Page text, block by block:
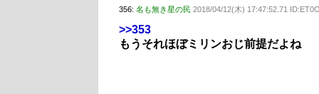
356: 名も無き星の民 2018/04/12(木) 17:47:52.71
>>353
もうそれほぼミリンおじ前提だよね